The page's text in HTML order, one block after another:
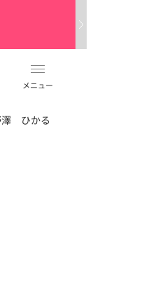
メニュー
澤 ひかる